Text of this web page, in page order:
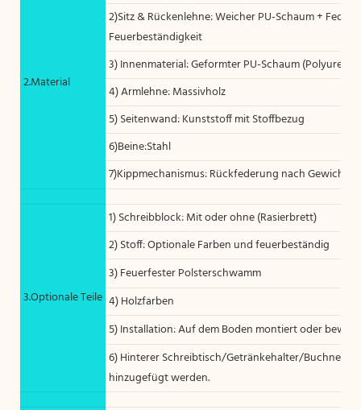
2.Material
2)Sitz & Rückenlehne: Weicher PU-Schaum +
Feuerbeständigkeit
3) Innenmaterial: Geformter PU-Schaum
4) Armlehne: Massivholz
5) Seitenwand: Kunststoff mit Stoffbezug
6)Beine:Stahl
7)Kippmechanismus: Rückfederung nach Gewicht
3.Optionale Teile
1) Schreibblock: Mit oder ohne (Rasierbrett)
2) Stoff: Optionale Farben und feuerbeständig
3) Feuerfester Polsterschwamm
4) Holzfarben
5) Installation: Auf dem Boden montiert oder
6) Hinterer Schreibtisch/Getränkehalter/Buchnetz,
hinzugefügt werden.